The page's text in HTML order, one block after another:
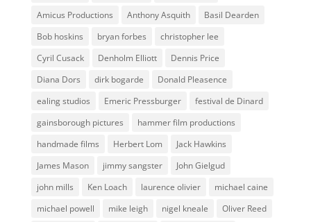
Amicus Productions
Anthony Asquith
Basil Dearden
Bob hoskins
bryan forbes
christopher lee
Cyril Cusack
Denholm Elliott
Dennis Price
Diana Dors
dirk bogarde
Donald Pleasence
ealing studios
Emeric Pressburger
festival de Dinard
gainsborough pictures
hammer film productions
handmade films
Herbert Lom
Jack Hawkins
James Mason
jimmy sangster
John Gielgud
john mills
Ken Loach laurence olivier
michael caine
michael powell
mike leigh nigel kneale
Oliver Reed